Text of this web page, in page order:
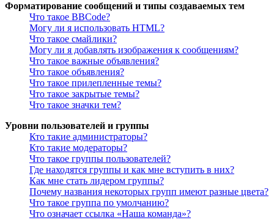
Форматирование сообщений и типы создаваемых тем
Что такое BBCode?
Могу ли я использовать HTML?
Что такое смайлики?
Могу ли я добавлять изображения к сообщениям?
Что такое важные объявления?
Что такое объявления?
Что такое прилепленные темы?
Что такое закрытые темы?
Что такое значки тем?
Уровни пользователей и группы
Кто такие администраторы?
Кто такие модераторы?
Что такое группы пользователей?
Где находятся группы и как мне вступить в них?
Как мне стать лидером группы?
Почему названия некоторых групп имеют разные цвета?
Что такое группа по умолчанию?
Что означает ссылка «Наша команда»?